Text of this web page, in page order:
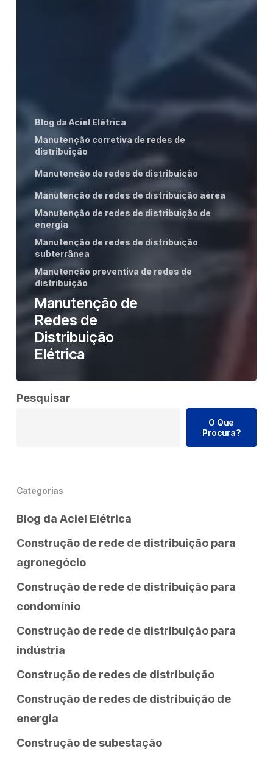
Blog da Aciel Elétrica
Manutenção corretiva de redes de
distribuição
Manutenção de redes de distribuição
Manutenção de redes de distribuição aérea
Manutenção de redes de distribuição de
energia
Manutenção de redes de distribuição
subterrânea
Manutenção preventiva de redes de
distribuição
Manutenção de
Redes de
Distribuição
Elétrica
Pesquisar
O Que
Procura?
Categorias
Blog da Aciel Elétrica
Construção de rede de distribuição para
agronegócio
Construção de rede de distribuição para
condomínio
Construção de rede de distribuição para
indústria
Construção de redes de distribuição
Construção de redes de distribuição de
energia
Construção de subestação